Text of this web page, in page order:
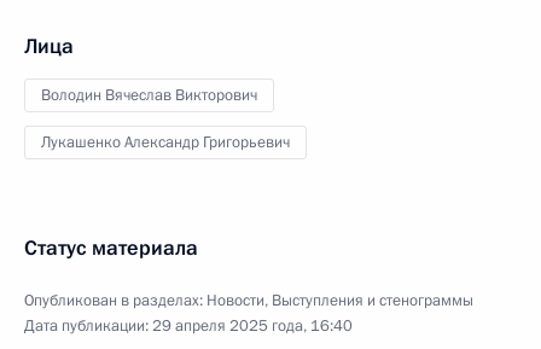
Лица
Володин Вячеслав Викторович
Лукашенко Александр Григорьевич
Статус материала
Опубликован в разделах: Новости, Выступления и стенограммы
Дата публикации:29 апреля 2025 года, 16:40